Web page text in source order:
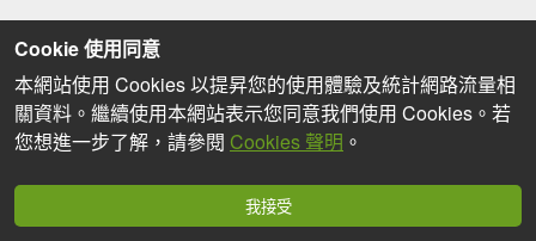
Cookie 使用同意
本網站使用 Cookies 以提昇您的使用體驗及統計網路流量相
關資料。繼續使用本網站表示您同意我們使用 Cookies。若
您想進一步了解，請參閱 Cookies 聲明 。
我接受